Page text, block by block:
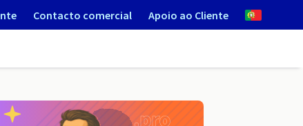
Contacto comercial Apoio ao Cliente